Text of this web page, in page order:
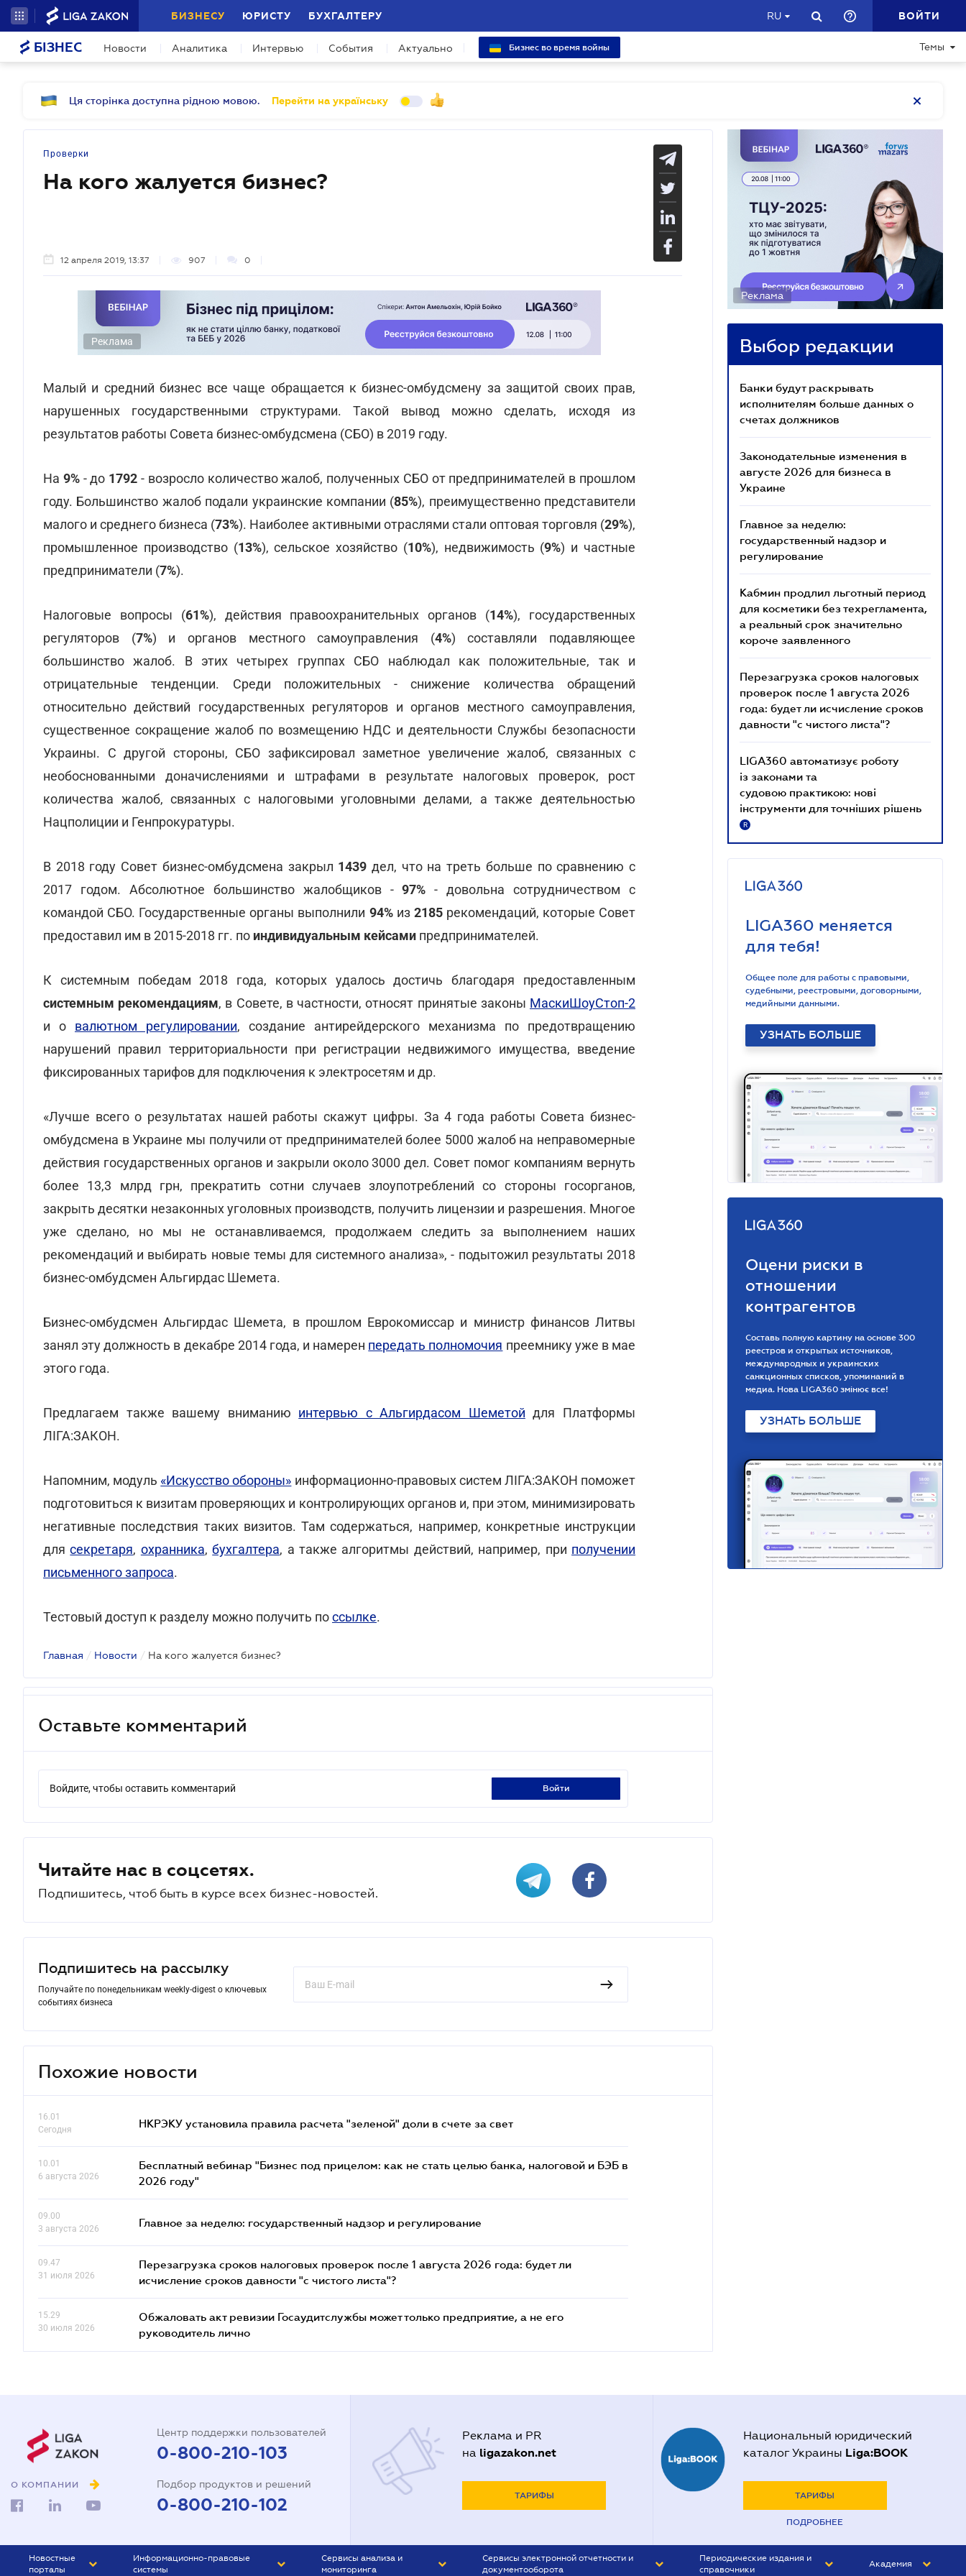
БИЗНЕСУ ЮРИСТУ БУХГАЛТЕРУ RU ВОЙТИ
БІЗНЕС Новости Аналитика Интервью События Актуально Бизнес во время войны Темы
Ця сторінка доступна рідною мовою. Перейти на українську
Проверки
На кого жалуется бизнес?
12 апреля 2019, 13:37 907 0
Реклама
Малый и средний бизнес все чаще обращается к бизнес-омбудсмену за защитой своих прав,
нарушенных государственными структурами. Такой вывод можно сделать, исходя из
результатов работы Совета бизнес-омбудсмена (СБО) в 2019 году.
На 9%- до 1792 - возросло количество жалоб, полученных СБО от предпринимателей в прошлом
году. Большинство жалоб подали украинские компании (85%), преимущественно представители
малого и среднего бизнеса (73%). Наиболее активными отраслями стали оптовая торговля (29%),
промышленное производство (13%), сельское хозяйство (10%), недвижимость (9%) и частные
предприниматели (7%).
Налоговые вопросы (61%), действия правоохранительных органов (14%), государственных
регуляторов (7%) и органов местного самоуправления (4%) составляли подавляющее
большинство жалоб. В этих четырех группах СБО наблюдал как положительные, так и
отрицательные тенденции. Среди положительных - снижение количества обращений
относительно действий государственных регуляторов и органов местного самоуправления,
существенное сокращение жалоб по возмещению НДС и деятельности Службы безопасности
Украины. С другой стороны, СБО зафиксировал заметное увеличение жалоб, связанных с
необоснованными доначислениями и штрафами в результате налоговых проверок, рост
количества жалоб, связанных с налоговыми уголовными делами, а также деятельностью
Нацполиции и Генпрокуратуры.
В 2018 году Совет бизнес-омбудсмена закрыл 1439 дел, что на треть больше по сравнению с
2017 годом. Абсолютное большинство жалобщиков -97% - довольна сотрудничеством с
командой СБО. Государственные органы выполнили 94%из 2185рекомендаций, которые Совет
предоставил им в 2015-2018 гг. по индивидуальным кейсами предпринимателей.
К системным победам 2018 года, которых удалось достичь благодаря предоставленным
системным рекомендациям, в Совете, в частности, относят принятые законы МаскиШоуСтоп-2
и о валютном регулировании, создание антирейдерского механизма по предотвращению
нарушений правил территориальности при регистрации недвижимого имущества, введение
фиксированных тарифов для подключения к электросетям и др.
«Лучше всего о результатах нашей работы скажут цифры. За 4 года работы Совета бизнес-
омбудсмена в Украине мы получили от предпринимателей более 5000 жалоб на неправомерные
действия государственных органов и закрыли около 3000 дел. Совет помог компаниям вернуть
более 13,3 млрд грн, прекратить сотни случаев злоупотреблений со стороны госорганов,
закрыть десятки незаконных уголовных производств, получить лицензии и разрешения. Многое
уже сделано, но мы не останавливаемся, продолжаем следить за выполнением наших
рекомендаций и выбирать новые темы для системного анализа», - подытожил результаты 2018
бизнес-омбудсмен Альгирдас Шемета.
Бизнес-омбудсмен Альгирдас Шемета, в прошлом Еврокомиссар и министр финансов Литвы
занял эту должность в декабре 2014 года, и намерен передать полномочия преемнику уже в мае
этого года.
Предлагаем также вашему вниманию интервью с Альгирдасом Шеметой для Платформы
ЛІГА:ЗАКОН.
Напомним, модуль «Искусство обороны» информационно-правовых систем ЛІГА:ЗАКОН поможет
подготовиться к визитам проверяющих и контролирующих органов и, при этом, минимизировать
негативные последствия таких визитов. Там содержаться, например, конкретные инструкции
длясекретаря, охранника,бухгалтера, а также алгоритмы действий, например, при получении
письменного запроса.
Тестовый доступ к разделу можно получить поссылке.
Главная / Новости / На кого жалуется бизнес?
Оставьте комментарий
Войдите, чтобы оставить комментарий войти
Читайте нас в соцсетях.
Подпишитесь, чтоб быть в курсе всех бизнес-новостей.
Подпишитесь на рассылку
Получайте по понедельникам weekly-digest о ключевых
событиях бизнеса
Похожие новости
16.01
Сегодня
НКРЭКУ установила правила расчета "зеленой" доли в счете за свет
10.01
6 августа 2026
Бесплатный вебинар "Бизнес под прицелом: как не стать целью банка, налоговой и БЭБ в
2026 году"
09.00
3 августа 2026
Главное за неделю: государственный надзор и регулирование
09.47
31 июля 2026
Перезагрузка сроков налоговых проверок после 1 августа 2026 года: будет ли
исчисление сроков давности "с чистого листа"?
15.29
30 июля 2026
Обжаловать акт ревизии Госаудитслужбы может только предприятие, а не его
руководитель лично
Реклама
Выбор редакции
Банки будут раскрывать
исполнителям больше данных о
счетах должников
Законодательные изменения в
августе 2026 для бизнеса в
Украине
Главное за неделю:
государственный надзор и
регулирование
Кабмин продлил льготный период
для косметики без техрегламента,
а реальный срок значительно
короче заявленного
Перезагрузка сроков налоговых
проверок после 1 августа 2026
года: будет ли исчисление сроков
давности "с чистого листа"?
LIGA360 автоматизує роботу
із законами та
судовою практикою: нові
інструменти для точніших рішень
R
LIGA360 меняется
для тебя!
Общее поле для работы с правовыми,
судебными, реестровыми, договорными,
медийными данными.
УЗНАТЬ БОЛЬШЕ
Оцени риски в
отношении
контрагентов
Составь полную картину на основе 300
реестров и открытых источников,
международных и украинских
санкционных списков, упоминаний в
медиа. Нова LIGA360 змінює все!
УЗНАТЬ БОЛЬШЕ
О КОМПАНИИ
Центр поддержки пользователей
0-800-210-103
Подбор продуктов и решений
0-800-210-102
Реклама и PR
на ligazakon.net
ТАРИФЫ
Национальный юридический
каталог Украины Liga:BOOK
ТАРИФЫ
ПОДРОБНЕЕ
Новостные
порталы
Информационно-правовые
системы
Сервисы анализа и
мониторинга
Сервисы электронной отчетности и
документооборота
Периодические издания и
справочники
Академия